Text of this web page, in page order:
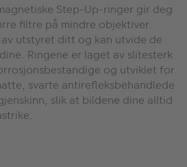
Step-Up-ringer gir deg
filtre på mindre objektiver.
utstyret ditt og kan utvide de
Ringene er laget av slitesterk
og utviklet for
svarte antirefleksbehandlede
slik at bildene dine alltid